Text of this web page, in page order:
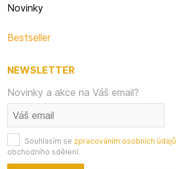
Novinky
Bestseller
NEWSLETTER
Novinky a akce na Váš email?
Souhlasím se zpracováním osobních údajů
obchodního sdělení.